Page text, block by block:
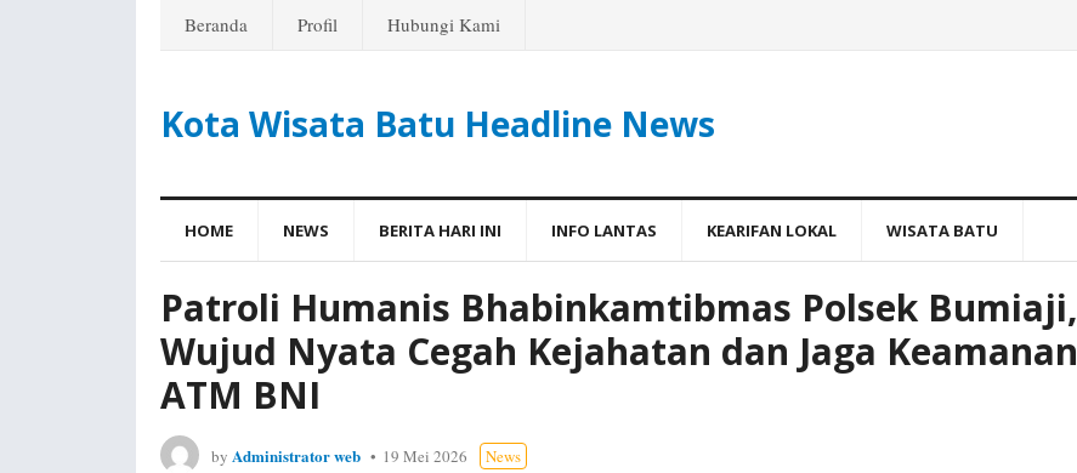
Beranda Profil Hubungi Kami
Kota Wisata Batu Headline News
HOME NEWS BERITA HARI INI INFO LANTAS KEARIFAN LOKAL WISATA BATU
Patroli Humanis Bhabinkamtibmas Polsek Bumiaji,
Wujud Nyata Cegah Kejahatan dan Jaga Keamanan
ATM BNI
by Administrator web 19 Mei 2026 News